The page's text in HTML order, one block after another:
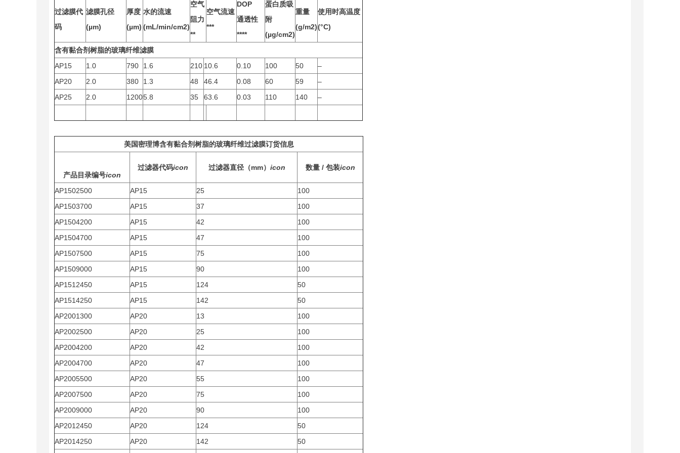
过滤膜代
码
滤膜孔径
(µm)
厚度
(µm)
水的流速
(mL/min/cm2)
空气
阻力
**
空气流速
***
DOP
通透性
****
蛋白质吸
附
(µg/cm2)
重量
(g/m2)
使用时高温度
(°C)
含有黏合剂树脂的玻璃纤维滤膜
AP15
1.0 790 1.6 210 10.6 0.10 100 50
–
AP20
2.0 380 1.3 48 46.4 0.08 60 59
–
AP25
2.0 12005.8 35 63.6 0.03 110 140 –
美国密理博含有黏合剂树脂的玻璃纤维过滤膜订货信息
产品目录编号icon
过滤器代码icon 过滤器直径（mm） icon 数量 / 包装icon
AP1502500 AP15 25
100
AP1503700
AP15 37
100
AP1504200
AP15 42
100
AP1504700
AP15 47
100
AP1507500
AP15 75
100
AP1509000
AP15 90
100
AP1512450
AP15 124
50
AP1514250
AP15 142
50
AP2001300
AP20 13
100
AP2002500
AP20 25
100
AP2004200
AP20 42
100
AP2004700
AP20 47
100
AP2005500
AP20 55
100
AP2007500
AP20 75
100
AP2009000
AP20 90
100
AP2012450
AP20 124
50
AP2014250
AP20 142
50